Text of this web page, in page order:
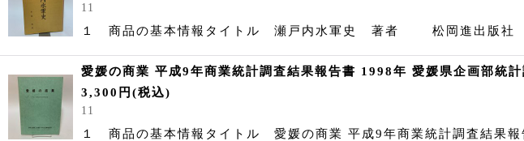
11
１ 商品の基本情報タイトル 瀬戸内水軍史 著者 松岡進出版
愛媛の商業 平成9年商業統計調査結果報告書 1998年 愛媛県企画部統計
3,300 円 (税込)
11
１ 商品の基本情報タイトル 愛媛の商業 平成9年商業統計調査